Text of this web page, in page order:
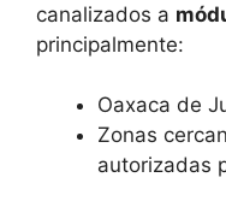
canalizados a
principalmente:
Oaxaca de
Zonas
autorizadas